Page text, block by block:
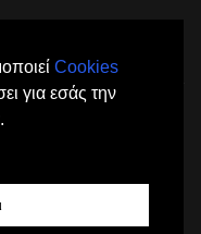
Cookies
για εσάς την